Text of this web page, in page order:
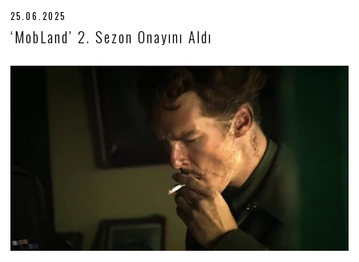
25.06.2025
5
.
6
‘MobLand’ 2. Sezon Onayını Aldı